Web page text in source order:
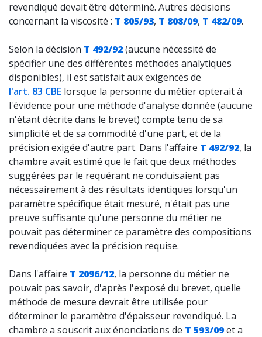
revendiqué devait être déterminé. Autres décisions
concernant la viscosité : T 805/93, T 808/09, T 482/09.
Selon la décision T 492/92(aucune nécessité de
spécifier une des différentes méthodes analytiques
disponibles), il est satisfait aux exigences de
l'art. 83 CBE lorsque la personne du métier opterait à
l'évidence pour une méthode d'analyse donnée (aucune
n'étant décrite dans le brevet) compte tenu de sa
simplicité et de sa commodité d'une part, et de la
précision exigée d'autre part. Dans l'affaire T 492/92, la
chambre avait estimé que le fait que deux méthodes
suggérées par le requérant ne conduisaient pas
nécessairement à des résultats identiques lorsqu'un
paramètre spécifique était mesuré, n'était pas une
preuve suffisante qu'une personne du métier ne
pouvait pas déterminer ce paramètre des compositions
revendiquées avec la précision requise.
Dans l'affaire T 2096/12, la personne du métier ne
pouvait pas savoir, d'après l'exposé du brevet, quelle
méthode de mesure devrait être utilisée pour
déterminer le paramètre d'épaisseur revendiqué. La
chambre a souscrit aux énonciations de T 593/09et a